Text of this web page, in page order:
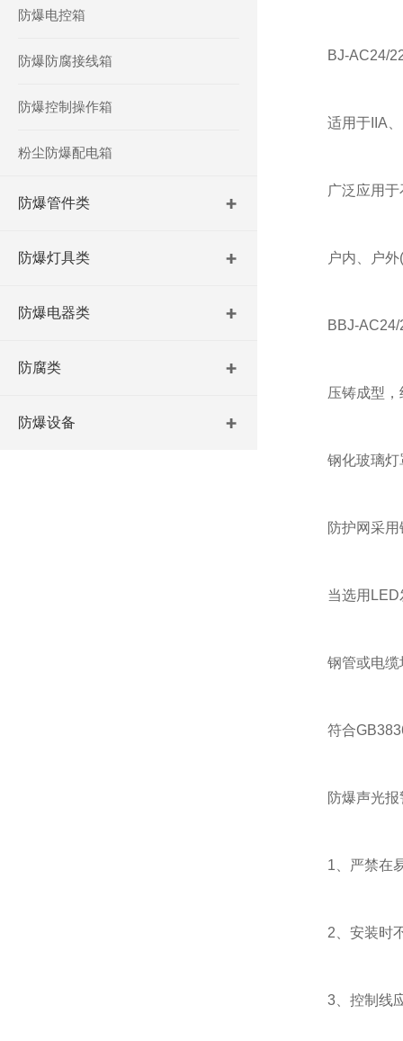
防爆电控箱
防爆防腐接线箱
防爆控制操作箱
粉尘防爆配电箱
防爆管件类
防爆灯具类
防爆电器类
防腐类
防爆设备
BJ-AC24/
适用于IIA、
广泛应用于石
户内、户外
BBJ-AC24/
压铸成型，
钢化玻璃灯罩
防护网采用
当选用LED发
钢管或电缆
符合
防爆声光报
1、严禁在易
2、安装时不
3、控制线应